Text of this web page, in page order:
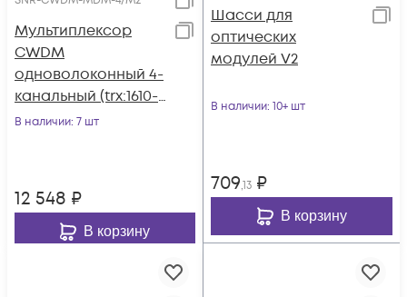
Мультиплексор
CWDM
одноволоконный 4-
канальный (trx:1610-
1550, 1470-1530), в
В наличии: 7 шт
12 548 ₽
В корзину
Шасси для
оптических
модулей V2
В наличии: 10+ шт
709,13 ₽
В корзину